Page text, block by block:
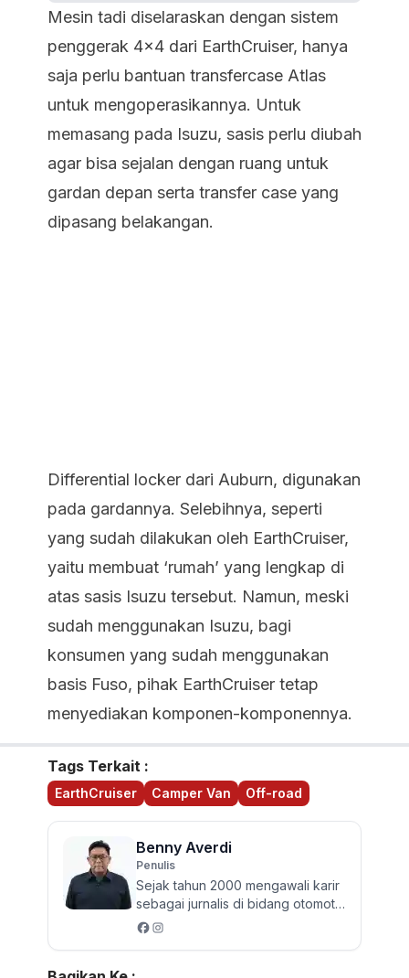
Mesin tadi diselaraskan dengan sistem
penggerak 4x4 dari EarthCruiser, hanya
saja perlu bantuan transfercase Atlas
untuk mengoperasikannya. Untuk
memasang pada Isuzu, sasis perlu diubah
agar bisa sejalan dengan ruang untuk
gardan depan serta transfer case yang
dipasang belakangan.
Differential locker dari Auburn, digunakan
pada gardannya. Selebihnya, seperti
yang sudah dilakukan oleh EarthCruiser,
yaitu membuat ‘rumah’ yang lengkap di
atas sasis Isuzu tersebut. Namun, meski
sudah menggunakan Isuzu, bagi
konsumen yang sudah menggunakan
basis Fuso, pihak EarthCruiser tetap
menyediakan komponen-komponennya.
Tags Terkait :
EarthCruiser Camper Van Off-road
Benny Averdi
Penulis
Sejak tahun 2000 mengawali karir
sebagai jurnalis di bidang otomotif
roda 4. Meski juga menyenangi hal